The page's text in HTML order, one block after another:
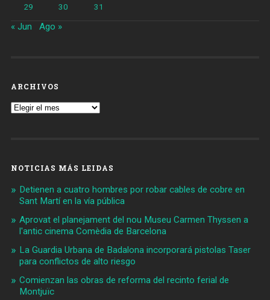
29 30 31
« Jun Ago »
ARCHIVOS
Archivos
NOTICIAS MÁS LEIDAS
Detienen a cuatro hombres por robar cables de cobre en
Sant Martí en la vía pública
Aprovat el planejament del nou Museu Carmen Thyssen a
l'antic cinema Comèdia de Barcelona
La Guardia Urbana de Badalona incorporará pistolas Taser
para conflictos de alto riesgo
Comienzan las obras de reforma del recinto ferial de
Montjuïc